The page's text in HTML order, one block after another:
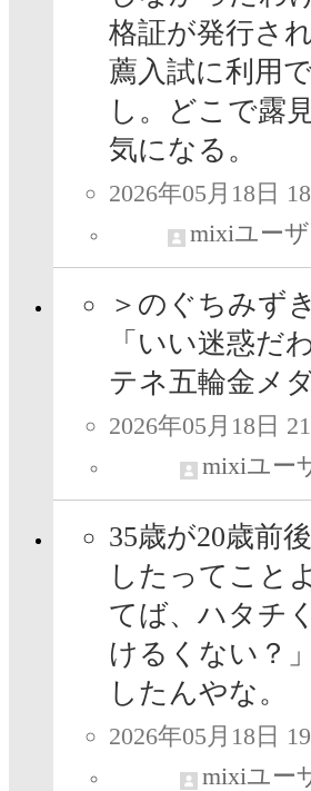
格証が発行さ
薦入試に利用
し。どこで露
気になる。
2026年05月18日
mixiユー
＞のぐちみず
「いい迷惑だ
テネ五輪金メ
2026年05月18日
mixiユー
35歳が20歳前
したってこと
てば、ハタチ
けるくない？
したんやな。
2026年05月18日
mixiユー